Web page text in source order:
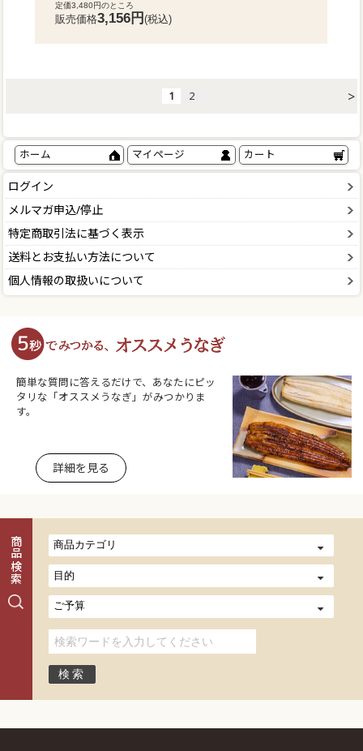
定価3,480円のところ
販売価格3,156円(税込)
>
1 2
ホーム マイページ カート
ログイン
メルマガ申込/停止
特定商取引法に基づく表示
送料とお支払い方法について
個人情報の取扱いについて
簡単な質問に答えるだけで、あなたにピッ
タリな「オススメうなぎ」がみつかりま
す。
詳細を見る
商品検索